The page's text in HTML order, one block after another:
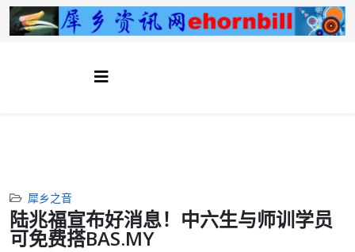
犀乡之音
陆兆福宣布好消息！中六生与师训学员
可免费搭BAS.MY